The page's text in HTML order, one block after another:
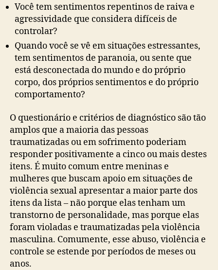
Você tem sentimentos repentinos de raiva e
agressividade que considera difíceis de
controlar?
Quando você se vê em situações estressantes,
tem sentimentos de paranoia, ou sente que
está desconectada do mundo e do próprio
corpo, dos próprios sentimentos e do próprio
comportamento?
O questionário e critérios de diagnóstico são tão
amplos que a maioria das pessoas
traumatizadas ou em sofrimento poderiam
responder positivamente a cinco ou mais destes
itens. É muito comum entre meninas e
mulheres que buscam apoio em situações de
violência sexual apresentar a maior parte dos
itens da lista – não porque elas tenham um
transtorno de personalidade, mas porque elas
foram violadas e traumatizadas pela violência
masculina. Comumente, esse abuso, violência e
controle se estende por períodos de meses ou
anos.